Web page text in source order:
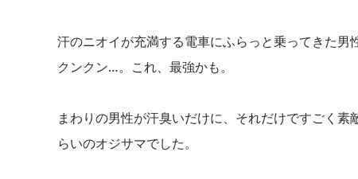
汗のニオイが充満する電車にふらっと乗ってきた
クンクン…。これ、最強かも。
まわりの男性が汗臭いだけに、それだけですごく
らいのオジサマでした。